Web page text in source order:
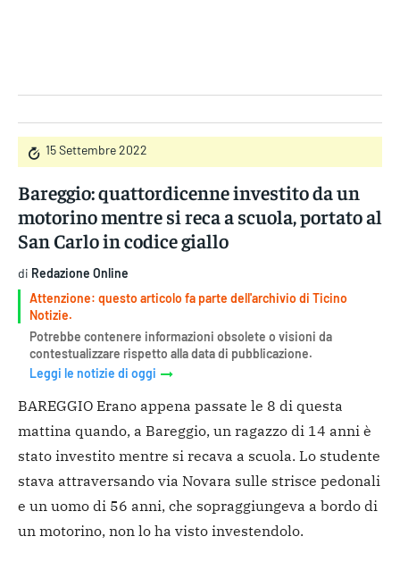
15 Settembre 2022
Bareggio: quattordicenne investito da un
motorino mentre si reca a scuola, portato al
San Carlo in codice giallo
di Redazione Online
Attenzione: questo articolo fa parte dell'archivio di Ticino
Notizie.
Potrebbe contenere informazioni obsolete o visioni da
contestualizzare rispetto alla data di pubblicazione.
Leggi le notizie di oggi
BAREGGIO Erano appena passate le 8 di questa
mattina quando, a Bareggio, un ragazzo di 14 anni è
stato investito mentre si recava a scuola. Lo studente
stava attraversando via Novara sulle strisce pedonali
e un uomo di 56 anni, che sopraggiungeva a bordo di
un motorino, non lo ha visto investendolo.